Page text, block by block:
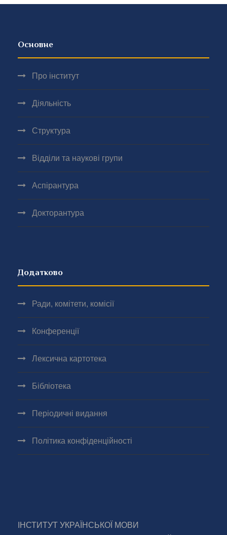
Основне
Про інститут
Діяльність
Структура
Відділи та наукові групи
Аспірантура
Докторантура
Додатково
Ради, комітети, комісії
Конференції
Лексична картотека
Бібліотека
Періодичні видання
Політика конфіденційності
ІНСТИТУТ УКРАЇНСЬКОЇ МОВИ